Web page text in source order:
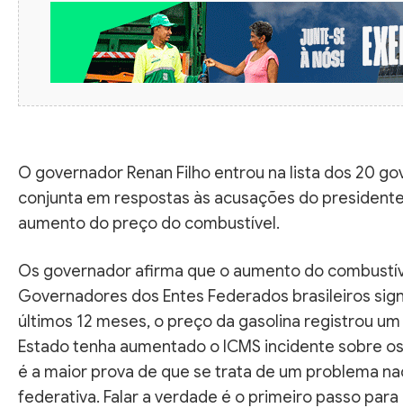
O governador Renan Filho entrou na lista dos 20
conjunta em respostas às acusações do
aumento do preço do combustível.
Os governador afirma que o aumento do
Governadores dos Entes Federados brasileiros
últimos 12 meses, o preço da gasolina registrou
Estado tenha aumentado o ICMS incidente sobre
é a maior prova de que se trata de um problema
federativa. Falar a verdade é o primeiro passo